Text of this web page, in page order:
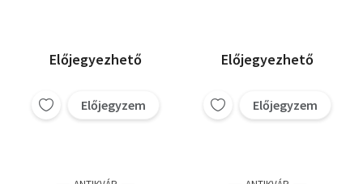
Előjegyezhető
Előjegyzem
Előjegyezhető
Előjegyzem